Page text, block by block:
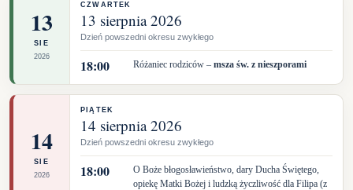
13
SIE
2026
CZWARTEK
13 sierpnia 2026
Dzień powszedni okresu zwykłego
18:00 Różaniec rodziców – msza św. z nieszporami
14
SIE
2026
PIĄTEK
14 sierpnia 2026
Dzień powszedni okresu zwykłego
18:00
O Boże błogosławieństwo, dary Ducha Świętego,
opiekę Matki Bożej i ludzką życzliwość dla Filipa (z